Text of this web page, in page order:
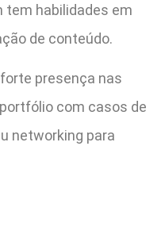
tem habilidades em
de conteúdo.
presença nas
com casos de
networking para